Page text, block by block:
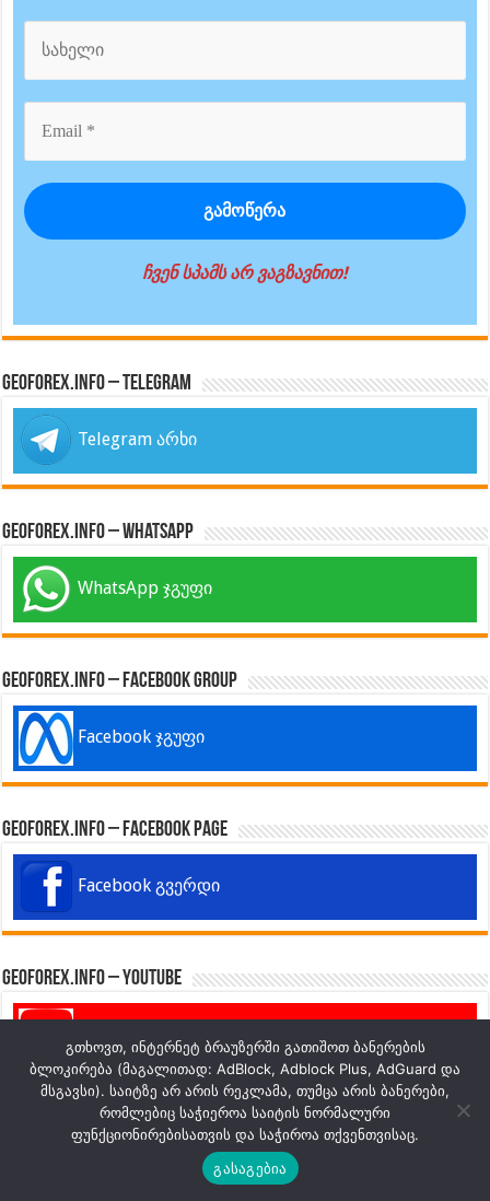
ჩვენ სპამს არ ვაგზავნით!
GeoForex.info – Telegram
Telegram არხი
GeoForex.info – WhatsApp
WhatsApp ჯგუფი
GeoForex.info – Facebook Group
Facebook ჯგუფი
GeoForex.info – Facebook Page
Facebook გვერდი
GeoForex.info – Youtube
GeoForex.info on Facebook
გთხოვთ, ინტერნეტ ბრაუზერში გათიშოთ ბანერების
ბლოკირება (მაგალითად: AdBlock, Adblock Plus, AdGuard და
მსგავსი). საიტზე არ არის რეკლამა, თუმცა არის ბანერები,
რომლებიც საჭიეროა საიტის ნორმალური
ფუნქციონირებისათვის და საჭიროა თქვენთვისაც.
გასაგებია